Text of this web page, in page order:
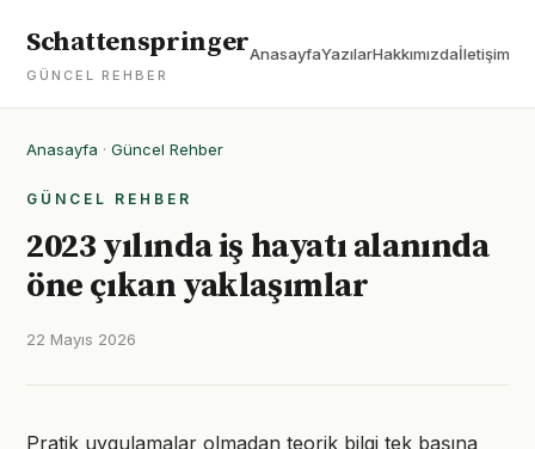
Schattenspringer
GÜNCEL REHBER
AnasayfaYazılarHakkımızdaİletişim
Anasayfa · Güncel Rehber
GÜNCEL REHBER
2023 yılında iş hayatı alanında
öne çıkan yaklaşımlar
22 Mayıs 2026
Pratik uygulamalar olmadan teorik bilgi tek başına